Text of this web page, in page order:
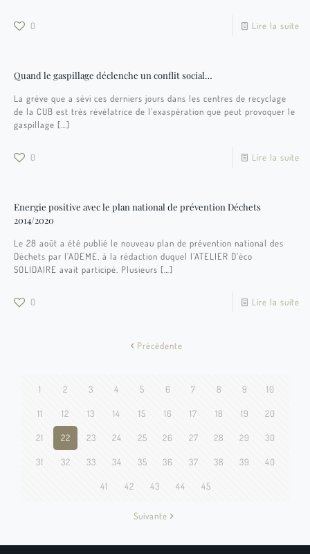
0 Lire la suite
Quand le gaspillage déclenche un conflit social…
La grève que a sévi ces derniers jours dans les centres de recyclage
de la CUB est très révélatrice de l’exaspération que peut provoquer le
gaspillage […]
0 Lire la suite
Energie positive avec le plan national de prévention Déchets
2014/2020
Le 28 août a été publié le nouveau plan de prévention national des
Déchets par l’ADEME, à la rédaction duquel l’ATELIER D’éco
SOLIDAIRE avait participé. Plusieurs […]
0 Lire la suite
Précédente
1 2 3 4 5 6 7 8 9 10
11 12 13 14 15 16 17 18 19 20
21 22 23 24 25 26 27 28 29 30
31 32 33 34 35 36 37 38 39 40
41 42 43 44 45
Suivante